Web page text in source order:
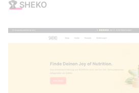
🏆 SHEKO